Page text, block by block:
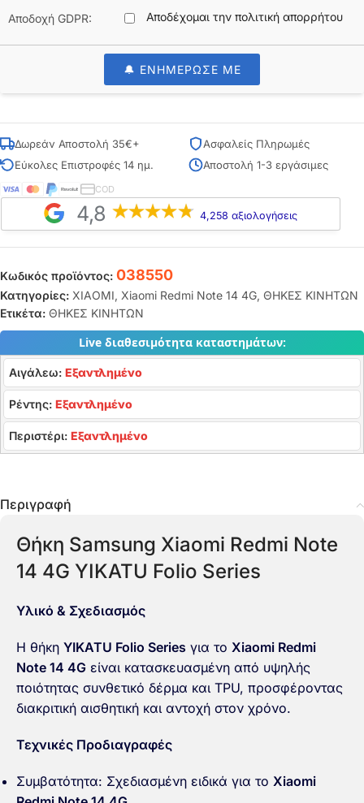
Αποδοχή GDPR: Αποδέχομαι την πολιτική απορρήτου
🔔 ΕΝΗΜΕΡΩΣΕ ΜΕ
Δωρεάν Αποστολή 35€+
Ασφαλείς Πληρωμές
Εύκολες Επιστροφές 14 ημ.
Αποστολή 1-3 εργάσιμες
COD
4,8 4,258 αξιολογήσεις
Κωδικός προϊόντος: 038550
Κατηγορίες: XIAOMI, Xiaomi Redmi Note 14 4G, ΘΗΚΕΣ ΚΙΝΗΤΩΝ
Ετικέτα: ΘΗΚΕΣ ΚΙΝΗΤΩΝ
Live διαθεσιμότητα καταστημάτων:
Αιγάλεω: Εξαντλημένο
Ρέντης: Εξαντλημένο
Περιστέρι: Εξαντλημένο
Περιγραφή
Θήκη Samsung Xiaomi Redmi Note
14 4G YIKATU Folio Series
Υλικό & Σχεδιασμός
Η θήκη YIKATU Folio Series για το Xiaomi Redmi
Note 14 4G είναι κατασκευασμένη από υψηλής
ποιότητας συνθετικό δέρμα και TPU, προσφέροντας
διακριτική αισθητική και αντοχή στον χρόνο.
Τεχνικές Προδιαγραφές
Συμβατότητα: Σχεδιασμένη ειδικά για το Xiaomi